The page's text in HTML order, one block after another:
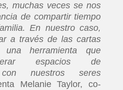
muchas veces se nos
de compartir tiempo
En nuestro caso,
a través de las cartas
una herramienta que
espacios de
con nuestros seres
Melanie Taylor, co-